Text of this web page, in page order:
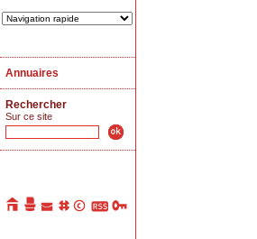
Annuaires
Rechercher
Sur ce site